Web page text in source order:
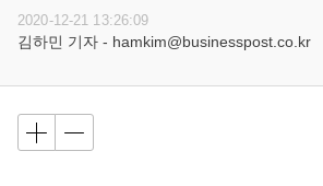
2020-12-21 13:26:09
김하민 기자 - hamkim@businesspost.co.kr